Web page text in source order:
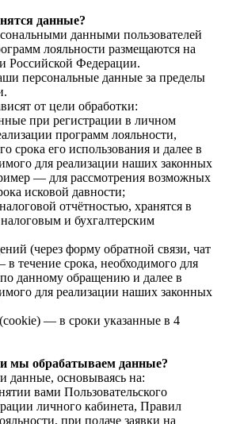
данные?
данными пользователей
лояльности размещаются на
Российской Федерации.
персональные данные за пределы
от цели обработки:
при регистрации в личном
программ лояльности,
срока его использования и далее в
для реализации наших законных
— для рассмотрения возможных
исковой давности;
отчётностью, хранятся в
и бухгалтерским
(через форму обратной связи, чат
течение срока, необходимого для
данному обращению и далее в
для реализации наших законных
— в сроки указанные в 4
мы обрабатываем данные?
данные, основываясь на:
вами Пользовательского
личного кабинета, Правил
при подаче заявки на